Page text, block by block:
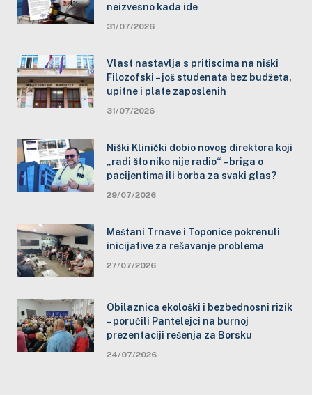
neizvesno kada ide
31/07/2026
Vlast nastavlja s pritiscima na niški
Filozofski – još studenata bez budžeta,
upitne i plate zaposlenih
31/07/2026
Niški Klinički dobio novog direktora koji
„radi što niko nije radio“ – briga o
pacijentima ili borba za svaki glas?
29/07/2026
Meštani Trnave i Toponice pokrenuli
inicijative za rešavanje problema
27/07/2026
Obilaznica ekološki i bezbednosni rizik
– poručili Pantelejci na burnoj
prezentaciji rešenja za Borsku
24/07/2026